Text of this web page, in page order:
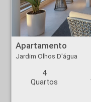
Apartamento - Jardim Olhos D'água - Ribeirão
Apartamento
Jardim Olhos D'água
4
Quartos